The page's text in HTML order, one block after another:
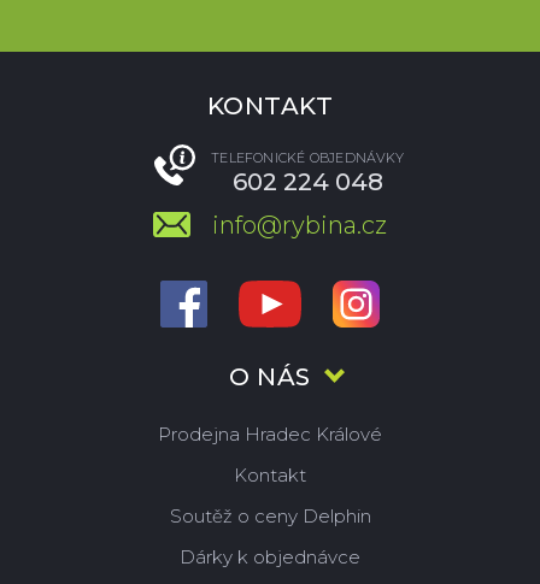
O NÁS
Prodejna Hradec Králové
Kontakt
Soutěž o ceny Delphin
Dárky k objednávce
KONTAKT
TELEFONICKÉ OBJEDNÁVKY
602 224 048
info@rybina.cz